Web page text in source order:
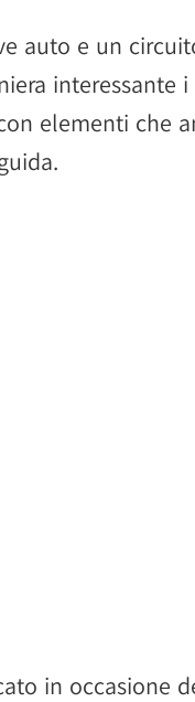
auto e un
interessante
elementi che
in occasione